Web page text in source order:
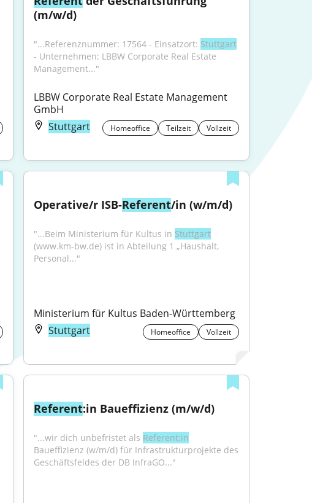
(m/w/d)
"...Referenznummer: 17564 - Einsatzort: Stuttgart
- Unternehmen: LBBW Corporate Real Estate
Management..."
LBBW Corporate Real Estate Management
GmbH
Stuttgart
Homeoffice Teilzeit Vollzeit
Operative/r ISB-Referent/in (w/m/d)
"...Beim Ministerium für Kultus in Stuttgart
(www.km-bw.de) ist in Abteilung 1 „Haushalt,
Personal..."
Ministerium für Kultus Baden-Württemberg
Stuttgart
Homeoffice Vollzeit
Referent:in Baueffizienz (m/w/d)
"...wir dich unbefristet als Referent:in
Baueffizienz (w/m/d) für Infrastrukturprojekte des
Geschäftsfeldes der DB InfraGO..."